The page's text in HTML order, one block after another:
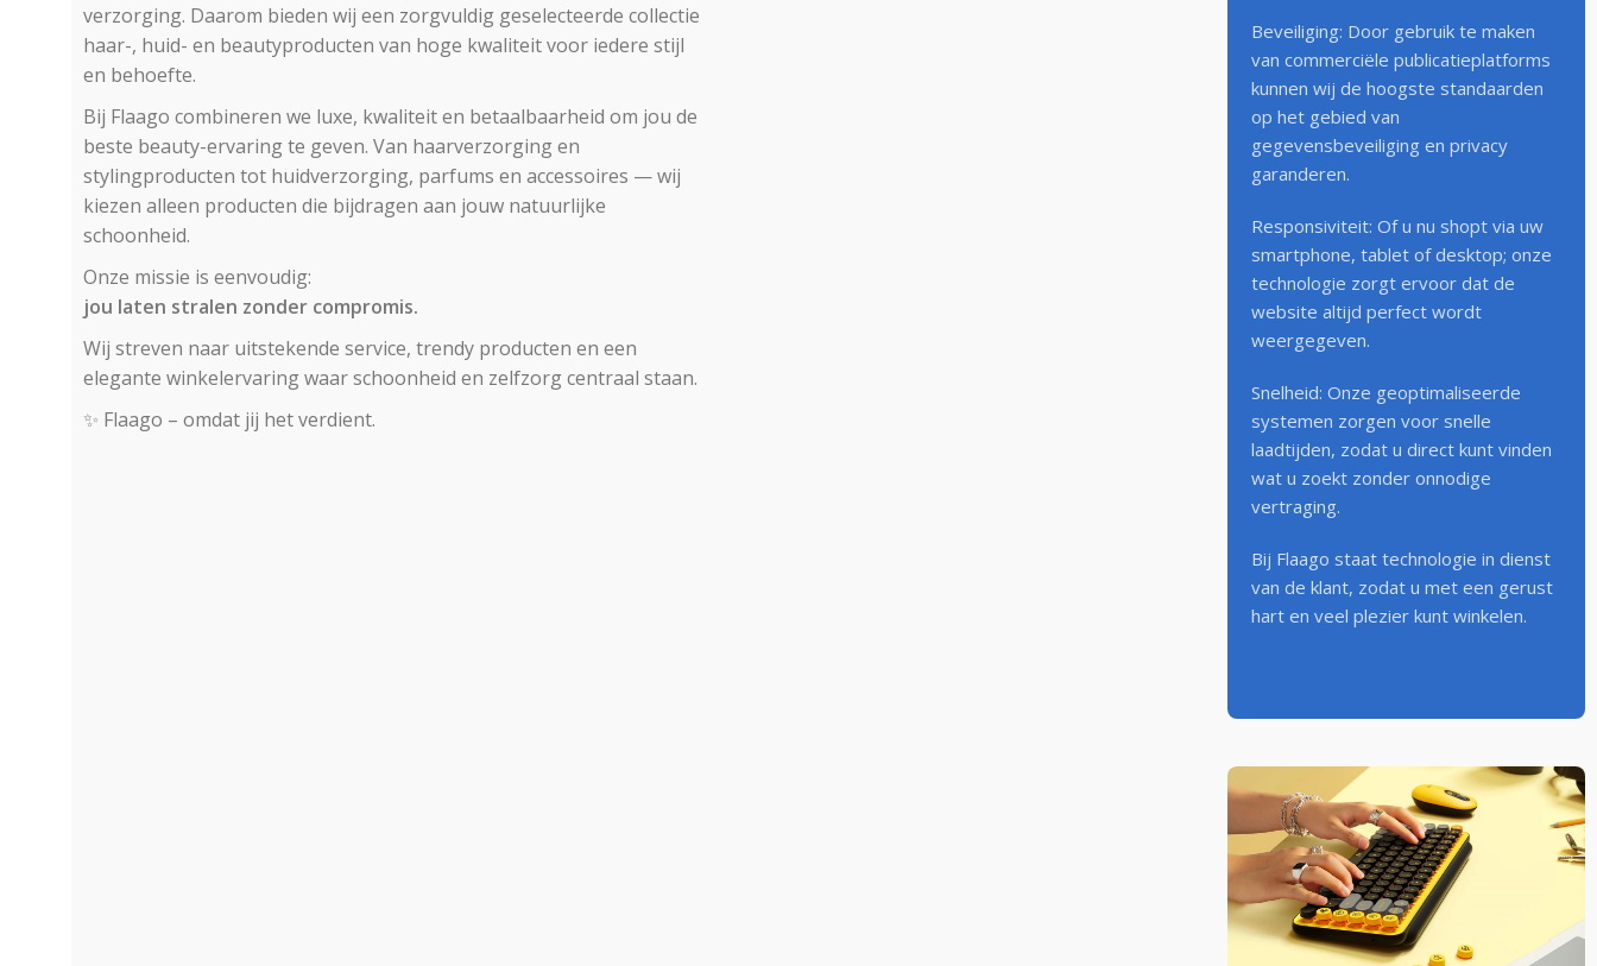
verzorging. Daarom bieden wij een zorgvuldig geselecteerde collectie
haar-, huid- en beautyproducten van hoge kwaliteit voor iedere stijl
en behoefte.
Bij Flaago combineren we luxe, kwaliteit en betaalbaarheid om jou de
beste beauty-ervaring te geven. Van haarverzorging en
stylingproducten tot huidverzorging, parfums en accessoires — wij
kiezen alleen producten die bijdragen aan jouw natuurlijke
schoonheid.
Onze missie is eenvoudig:
jou laten stralen zonder compromis.
Wij streven naar uitstekende service, trendy producten en een
elegante winkelervaring waar schoonheid en zelfzorg centraal staan.
✨ Flaago – omdat jij het verdient.
Beveiliging: Door gebruik te maken
van commerciële publicatieplatforms
kunnen wij de hoogste standaarden
op het gebied van
gegevensbeveiliging en privacy
garanderen.
Responsiviteit: Of u nu shopt via uw
smartphone, tablet of desktop; onze
technologie zorgt ervoor dat de
website altijd perfect wordt
weergegeven.
Snelheid: Onze geoptimaliseerde
systemen zorgen voor snelle
laadtijden, zodat u direct kunt vinden
wat u zoekt zonder onnodige
vertraging.
Bij Flaago staat technologie in dienst
van de klant, zodat u met een gerust
hart en veel plezier kunt winkelen.